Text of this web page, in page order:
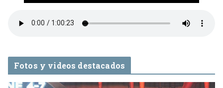
Fotos y videos destacados